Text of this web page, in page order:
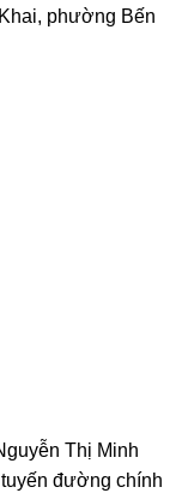
phường Bến
Thị Minh
đường chính